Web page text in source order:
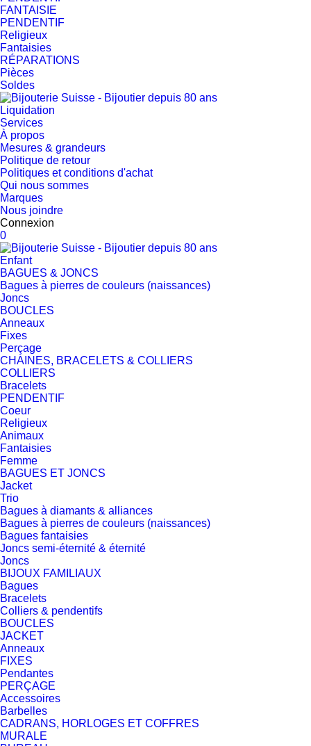
FANTAISIE
PENDENTIF
Religieux
Fantaisies
RÉPARATIONS
Pièces
Soldes
Liquidation
Services
À propos
Mesures & grandeurs
Politique de retour
Politiques et conditions d'achat
Qui nous sommes
Marques
Nous joindre
Connexion
0
Enfant
BAGUES & JONCS
Bagues à pierres de couleurs (naissances)
Joncs
BOUCLES
Anneaux
Fixes
Perçage
CHAINES, BRACELETS & COLLIERS
COLLIERS
Bracelets
PENDENTIF
Coeur
Religieux
Animaux
Fantaisies
Femme
BAGUES ET JONCS
Jacket
Trio
Bagues à diamants & alliances
Bagues à pierres de couleurs (naissances)
Bagues fantaisies
Joncs semi-éternité & éternité
Joncs
BIJOUX FAMILIAUX
Bagues
Bracelets
Colliers & pendentifs
BOUCLES
JACKET
Anneaux
FIXES
Pendantes
PERÇAGE
Accessoires
Barbelles
CADRANS, HORLOGES ET COFFRES
MURALE